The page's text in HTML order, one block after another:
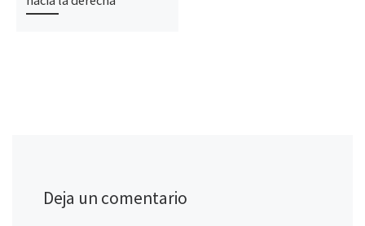
Deja un comentario